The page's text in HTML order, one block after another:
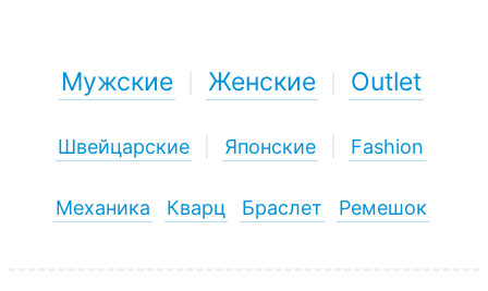
Мужские Женские Outlet
Швейцарские Японские Fashion
Механика Кварц Браслет Ремешок